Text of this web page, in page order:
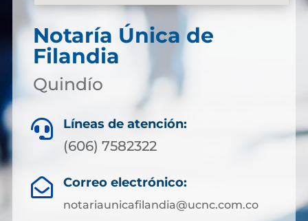
Notaría Única de
Filandia
Quindío
 Líneas de atención:
(606) 7582322
 Correo electrónico:
notariaunicafilandia@ucnc.com.co